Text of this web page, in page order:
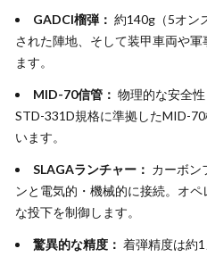
GADCI榴弾： 約140g（5オン
された陣地、そして装甲車両や
ます。
MID-70信管： 物理的な安全
STD-331D規格に準拠したMID-
います。
SLAGAランチャー： カーボン
ンと電気的・機械的に接続。オ
な投下を制御します。
驚異的な精度： 着弾精度は約